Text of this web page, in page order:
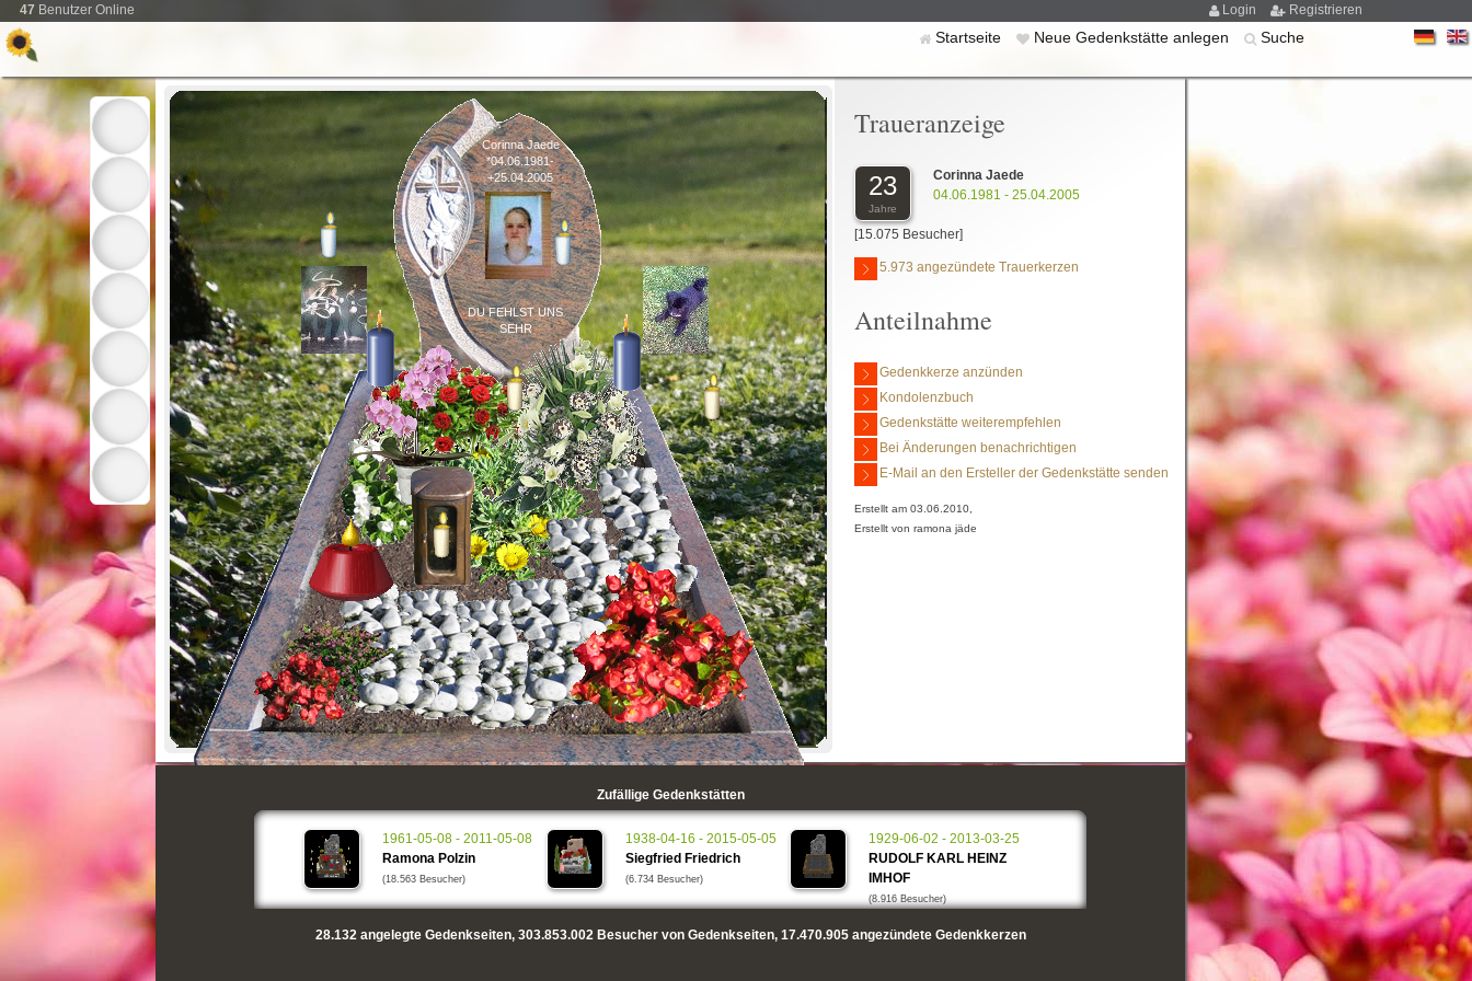
47 Benutzer Online Login Registrieren
Startseite Neue Gedenkstätte anlegen Suche
Corinna Jaede
*04.06.1981-
+25.04.2005
DU FEHLST UNS
SEHR
Traueranzeige
23
Jahre
Corinna Jaede
04.06.1981 - 25.04.2005
[15.075 Besucher]
5.973 angezündete Trauerkerzen
Anteilnahme
Gedenkkerze anzünden
Kondolenzbuch
Gedenkstätte weiterempfehlen
Bei Änderungen benachrichtigen
E-Mail an den Ersteller der Gedenkstätte senden
Erstellt am 03.06.2010,
Erstellt von ramona jäde
Zufällige Gedenkstätten
1961-05-08 - 2011-05-08
Ramona Polzin
(18.563 Besucher)
1938-04-16 - 2015-05-05
Siegfried Friedrich
(6.734 Besucher)
1929-06-02 - 2013-03-25
RUDOLF KARL HEINZ
IMHOF
(8.916 Besucher)
28.132angelegte Gedenkseiten, 303.853.002Besucher von Gedenkseiten, 17.470.905angezündete Gedenkkerzen